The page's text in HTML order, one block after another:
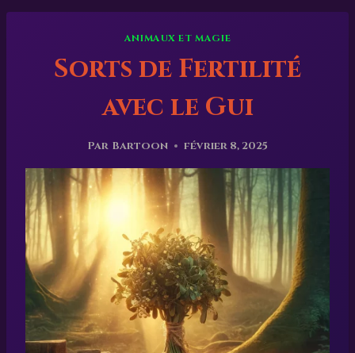
ANIMAUX ET MAGIE
Sorts de Fertilité
avec le Gui
Par Bartoon février 8, 2025